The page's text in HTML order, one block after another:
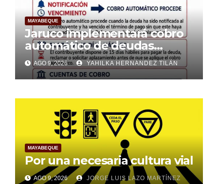
MAYABEQUE
Jaruco implementará cobro
automático de deudas
tributarias a partir de nuevas
normativas
AGO 9, 2026 YAHILKA HERNÁNDEZ TILÁN
MAYABEQUE
Por una necesaria cultura vial
AGO 9, 2026 JORGE LUIS LAZO MARTÍNEZ